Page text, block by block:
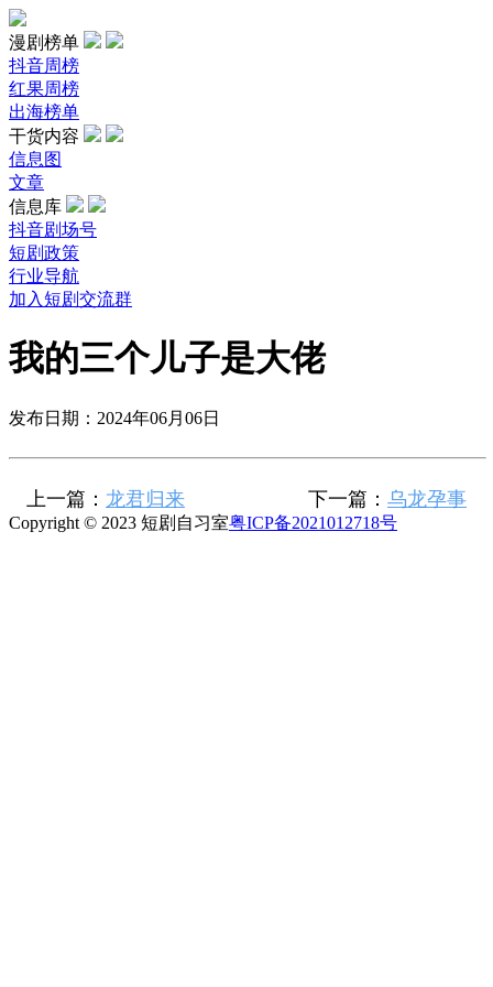
漫剧榜单
抖音周榜
红果周榜
出海榜单
干货内容
信息图
文章
信息库
抖音剧场号
短剧政策
行业导航
加入短剧交流群
我的三个儿子是大佬
发布日期：2024年06月06日
上一篇： 龙君归来 下一篇： 乌龙孕事
Copyright © 2023 短剧自习室粤ICP备2021012718号